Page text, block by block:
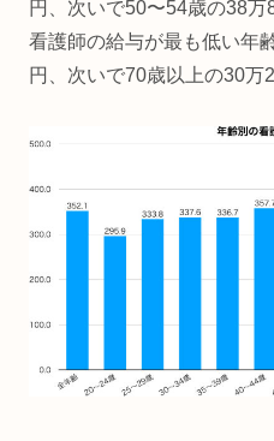
円、次いで50〜54歳の38万
看護師の給与が最も低い年
円、次いで70歳以上の30万